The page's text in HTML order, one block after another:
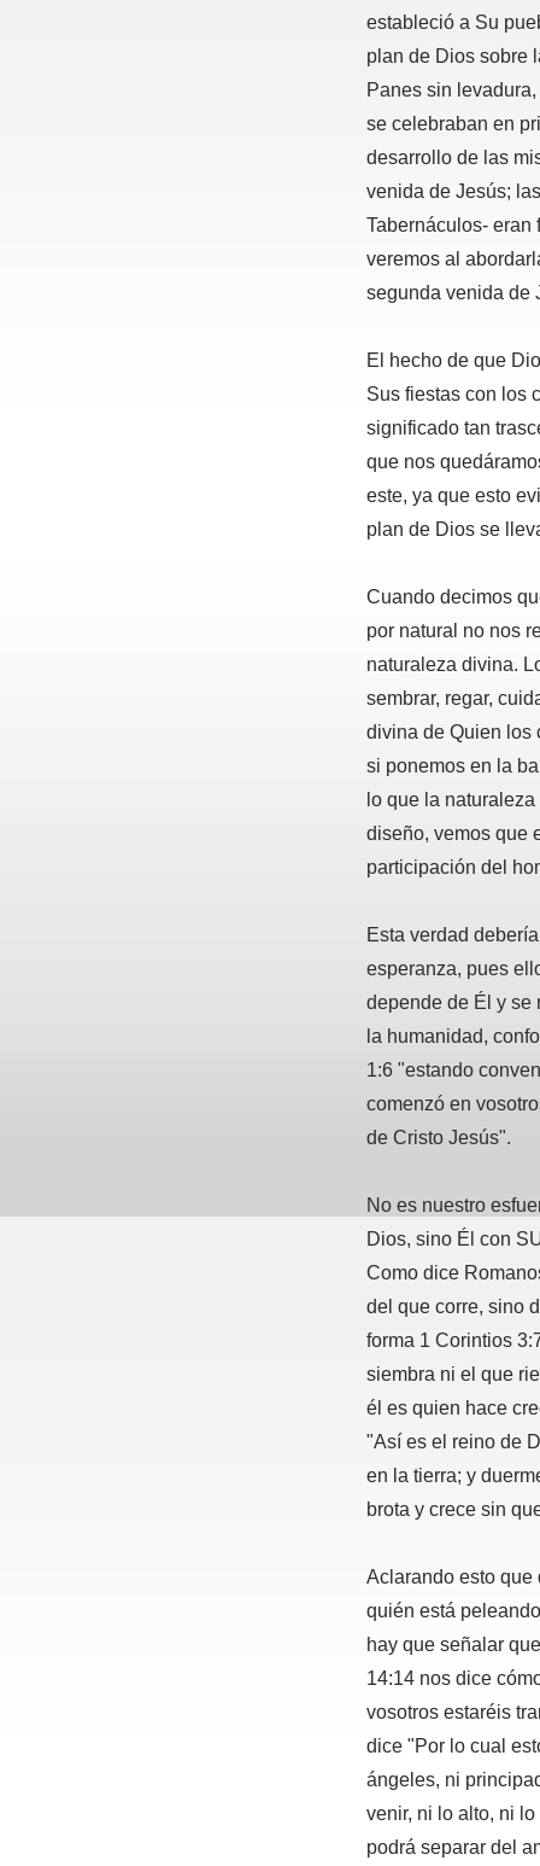
estableció a Su
plan de Dios sobre
Panes sin
se celebraban en
desarrollo de las
venida de Jesús;
Tabernáculos- eran
veremos al
segunda venida de
El hecho de que
Sus fiestas con los
significado tan
que nos
este, ya que esto
plan de Dios se
Cuando decimos
por natural no nos
naturaleza divina.
sembrar, regar,
divina de Quien los
si ponemos en la
lo que la
diseño, vemos que
participación del
Esta verdad
esperanza, pues
depende de Él y se
la humanidad,
1:6 "estando
comenzó en
de Cristo Jesús".
No es nuestro
Dios, sino Él con
Como dice
del que corre, sino
forma 1 Corintios
siembra ni el que
él es quien hace
"Así es el reino de
en la tierra; y
brota y crece sin
Aclarando esto que
quién está
hay que señalar
14:14 nos dice
vosotros estaréis
dice "Por lo cual
ángeles, ni
venir, ni lo alto, ni
podrá separar del